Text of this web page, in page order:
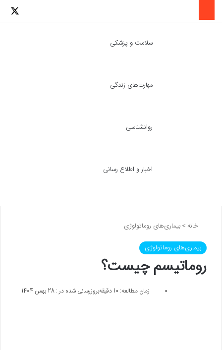
لینکدین
سلامت و پزشکی
مهارت‌های زندگی
روانشناسی
اخبار و اطلاع رسانی
خانه >بیماری‌های روماتولوژی
بیماری‌های روماتولوژی
روماتیسم چیست؟
بروزرسانی شده در : 28 بهمن 1404 0 زمان مطالعه: 10 دقیقه